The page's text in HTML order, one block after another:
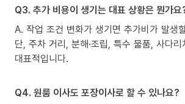
Q3. 추가 비용이 생기는 대표 상황은 뭔가요
A. 작업 조건 변화가 생기면 추가비가 발생
단, 주차 거리, 분해·조립, 특수 물품, 사다
대표적입니다.
Q4. 원룸 이사도 포장이사로 할 수 있나요?